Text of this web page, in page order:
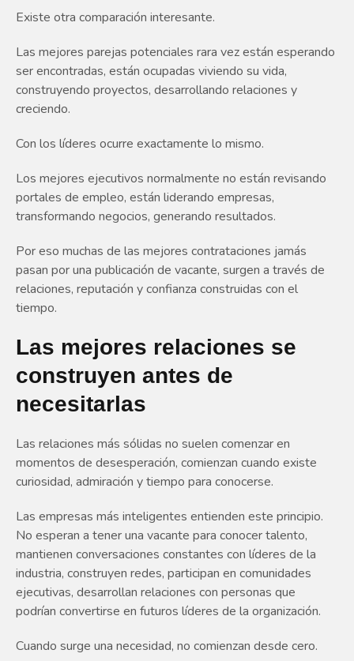
Existe otra comparación interesante.
Las mejores parejas potenciales rara vez están esperando
ser encontradas, están ocupadas viviendo su vida,
construyendo proyectos, desarrollando relaciones y
creciendo.
Con los líderes ocurre exactamente lo mismo.
Los mejores ejecutivos normalmente no están revisando
portales de empleo, están liderando empresas,
transformando negocios, generando resultados.
Por eso muchas de las mejores contrataciones jamás
pasan por una publicación de vacante, surgen a través de
relaciones, reputación y confianza construidas con el
tiempo.
Las mejores relaciones se
construyen antes de
necesitarlas
Las relaciones más sólidas no suelen comenzar en
momentos de desesperación, comienzan cuando existe
curiosidad, admiración y tiempo para conocerse.
Las empresas más inteligentes entienden este principio.
No esperan a tener una vacante para conocer talento,
mantienen conversaciones constantes con líderes de la
industria, construyen redes, participan en comunidades
ejecutivas, desarrollan relaciones con personas que
podrían convertirse en futuros líderes de la organización.
Cuando surge una necesidad, no comienzan desde cero.